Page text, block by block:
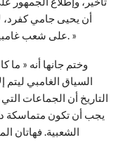
أن يحيى جامي كفرد،
على شعب غامبيا دون دعم من مجموعات معينة من الشعب. »
وختم جانها أنه «
السياق الغامبي
التاريخ أن الجماعات
يجب أن تكون متماسكة
الشعبية. فهاتان